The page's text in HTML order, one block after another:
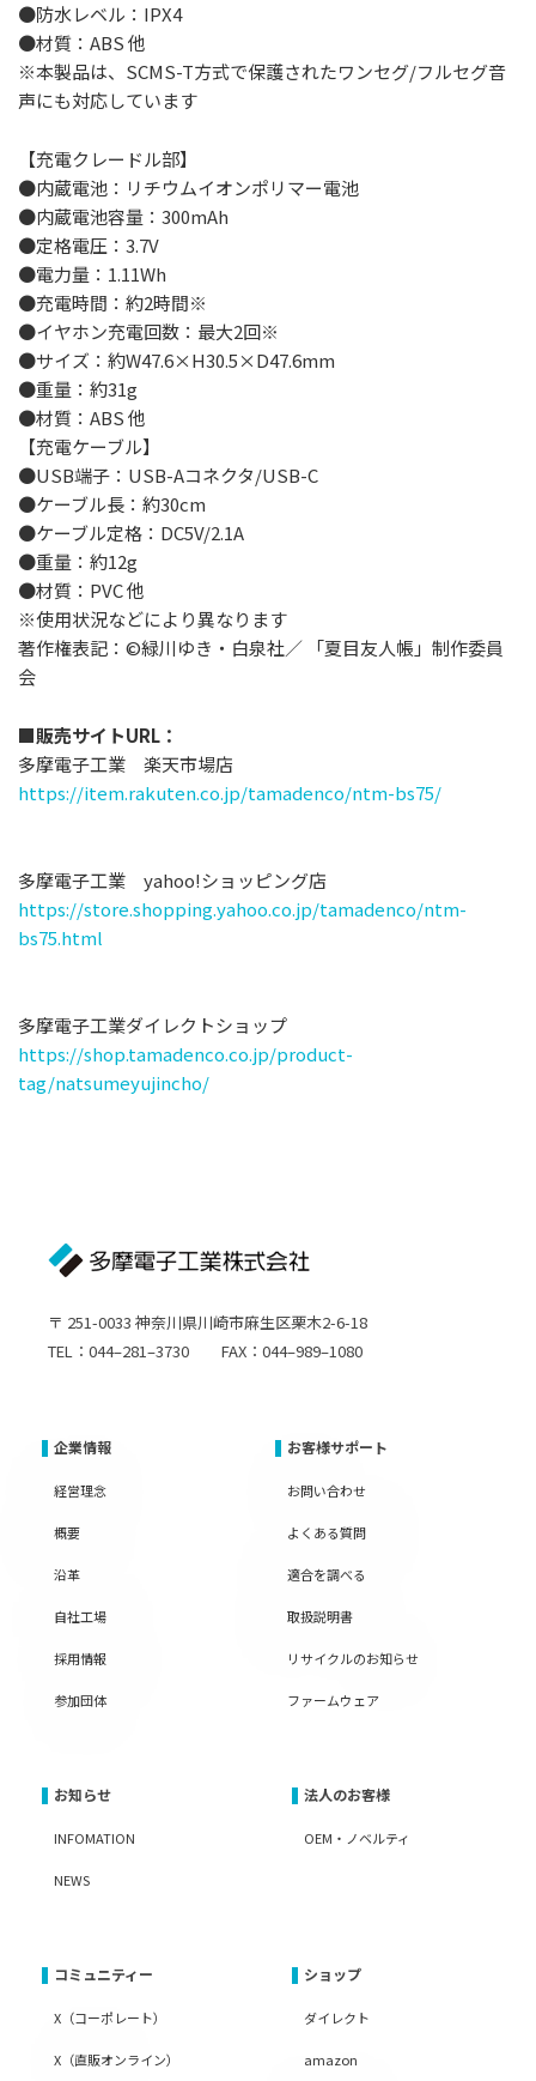
●防水レベル：IPX4
●材質：ABS 他
※本製品は、SCMS-T方式で保護されたワンセグ/フルセグ音
声にも対応しています
【充電クレードル部】
●内蔵電池：リチウムイオンポリマー電池
●内蔵電池容量：300mAh
●定格電圧：3.7V
●電力量：1.11Wh
●充電時間：約2時間※
●イヤホン充電回数：最大2回※
●サイズ：約W47.6×H30.5×D47.6mm
●重量：約31g
●材質：ABS 他
【充電ケーブル】
●USB端子：USB-Aコネクタ/USB-C
●ケーブル長：約30cm
●ケーブル定格：DC5V/2.1A
●重量：約12g
●材質：PVC 他
※使用状況などにより異なります
著作権表記：©緑川ゆき・⽩泉社／ 「夏⽬友⼈帳」制作委員
会
■販売サイトURL：
多摩電子工業 楽天市場店
https://item.rakuten.co.jp/tamadenco/ntm-bs75/
多摩電子工業 yahoo!ショッピング店
https://store.shopping.yahoo.co.jp/tamadenco/ntm-
bs75.html
多摩電子工業ダイレクトショップ
https://shop.tamadenco.co.jp/product-
tag/natsumeyujincho/
〒 251-0033 神奈川県川崎市麻生区栗木2-6-18
TEL：044–281–3730 FAX：044–989–1080
企業情報
経営理念
概要
沿革
自社工場
採用情報
参加団体
お客様サポート
お問い合わせ
よくある質問
適合を調べる
取扱説明書
リサイクルのお知らせ
ファームウェア
お知らせ
INFOMATION
NEWS
法人のお客様
OEM・ノベルティ
コミュニティー
X（コーポレート）
X（直販オンライン）
ショップ
ダイレクト
amazon